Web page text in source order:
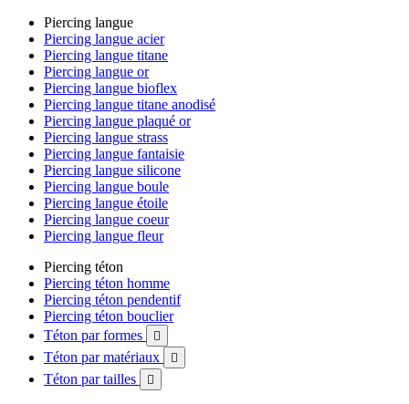
Piercing langue
Piercing langue acier
Piercing langue titane
Piercing langue or
Piercing langue bioflex
Piercing langue titane anodisé
Piercing langue plaqué or
Piercing langue strass
Piercing langue fantaisie
Piercing langue silicone
Piercing langue boule
Piercing langue étoile
Piercing langue coeur
Piercing langue fleur
Piercing téton
Piercing téton homme
Piercing téton pendentif
Piercing téton bouclier
Téton par formes

Téton par matériaux 
Téton par tailles 